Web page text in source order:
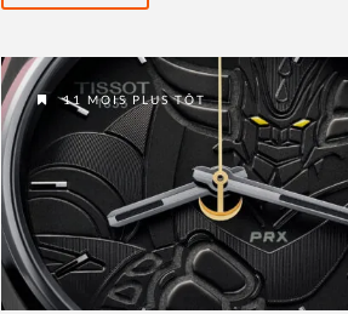
11 MOIS PLUS TÔT